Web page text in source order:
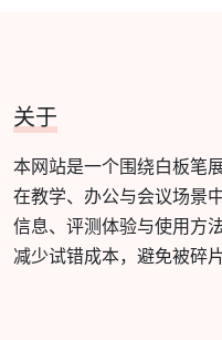
关于
本网站是一个围绕白板笔
在教学、办公与会议场景
信息、评测体验与使用方
减少试错成本，避免被碎